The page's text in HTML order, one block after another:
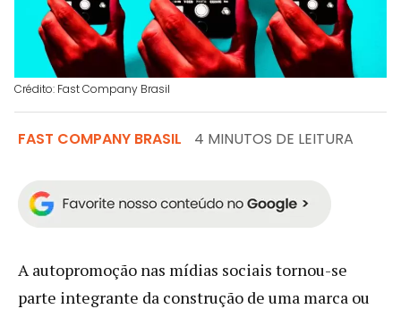
Crédito: Fast Company Brasil
FAST COMPANY BRASIL 4 MINUTOS DE LEITURA
A autopromoção nas mídias sociais tornou-se
parte integrante da construção de uma marca ou